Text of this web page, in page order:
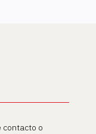
contacto o